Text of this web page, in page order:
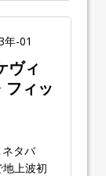
ヴィ
フィッ
タバ
上波初